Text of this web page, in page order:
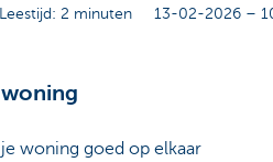
Leestijd: 2 minuten 13-02-2026 –
woning goed op elkaar